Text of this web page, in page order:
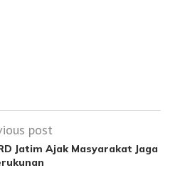
post
Jatim Ajak Masyarakat Jaga